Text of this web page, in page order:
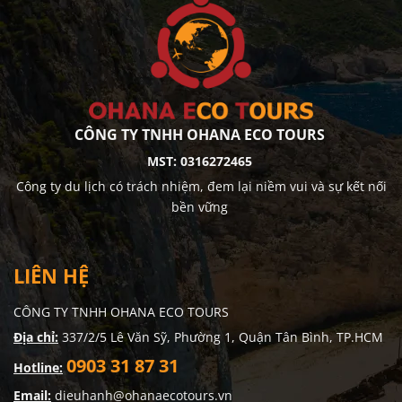
Ngoài ra, các hoạt động thú vị như tham quan vườn chim
hay check-in tại cầu gỗ săn mây ở Đồi chè Cầu Đất cũng
sẽ khiến chuyến đi thêm phần hấp dẫn.
Lịch Trình Chi Tiết Hấp Dẫn
CÔNG TY TNHH OHANA ECO TOURS
MST: 0316272465
Công ty du lịch có trách nhiệm, đem lại niềm vui và sự kết nối
bền vững
LIÊN HỆ
CÔNG TY TNHH OHANA ECO TOURS
Địa chỉ: 337/2/5 Lê Văn Sỹ, Phường 1, Quận Tân Bình, TP.HCM
Hotline: 0903 31 87 31
Email: dieuhanh@ohanaecotours.vn